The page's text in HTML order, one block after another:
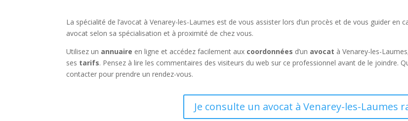
La spécialité de l’avocat à Venarey-les-Laumes est de vous assister lors d’un procès et de vous guider
avocat selon sa spécialisation et à proximité de chez vous.
Utilisez un annuaire en ligne et accédez facilement aux coordonnées d’un avocat à Venarey-les-
ses tarifs. Pensez à lire les commentaires des visiteurs du web sur ce professionnel avant de le joindre.
contacter pour prendre un rendez-vous.
Je consulte un avocat à Venarey-les-Laumes